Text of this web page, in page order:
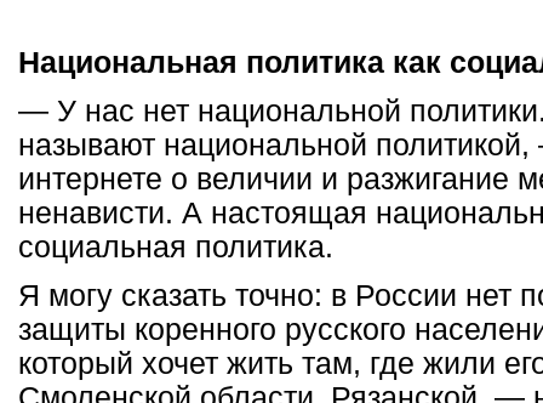
Национальная политика как
— У нас нет национальной
называют национальной
интернете о величии и разжигание
ненависти. А настоящая
социальная политика.
Я могу сказать точно: в России нет
защиты коренного русского
который хочет жить там, где жили